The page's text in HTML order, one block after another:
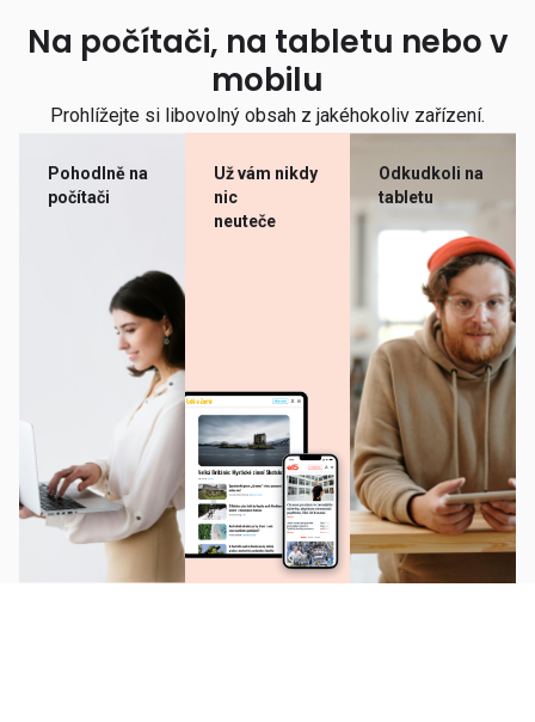
Na počítači, na tabletu nebo v
mobilu
Prohlížejte si libovolný obsah z jakéhokoliv zařízení.
Pohodlně na
počítači
Už vám nikdy
nic
neuteče
Odkudkoli na
tabletu